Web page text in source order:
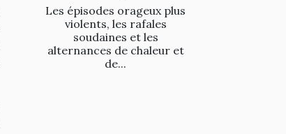
Les épisodes orageux plus
violents, les rafales
soudaines et les
alternances de chaleur et
de...